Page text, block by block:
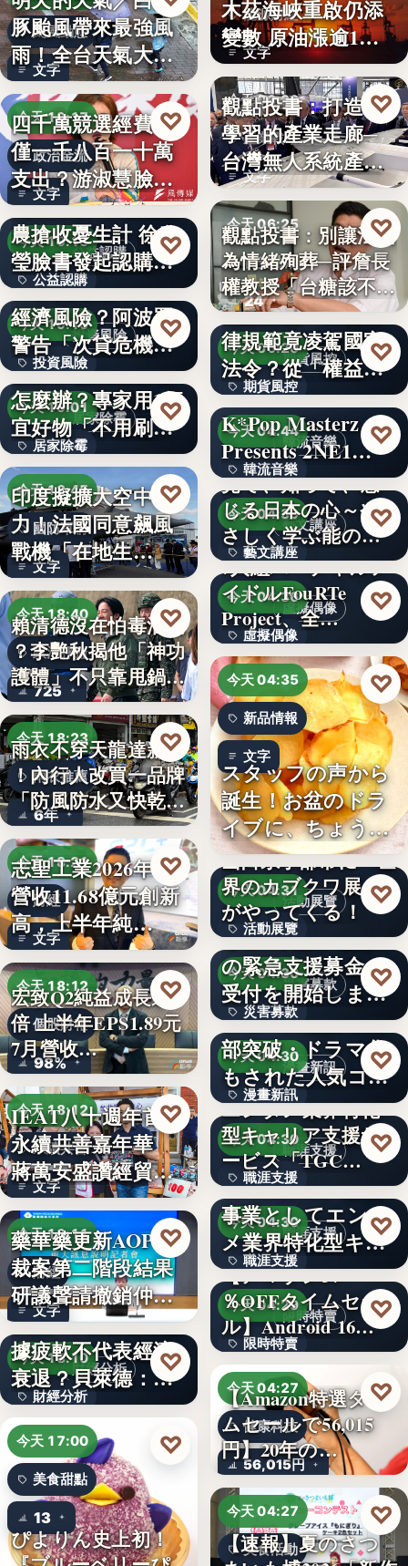
颱風動態
文字
豚颱風帶來最強風
雨！全台天氣大轉
變「豪雨…
今天 19:17
政治金流
文字
四千萬競選經費，
僅一千八百一十萬
支出？游淑慧臉書
追問鄭：…
♡
公益認購
今天 19:15
公益認購
文字
颱風來襲 五峰鄉果
農搶收憂生計 徐欣
瑩臉書發起認購水
梨行…
♡
投資風險
今天 19:10
投資風險
文字
AI投資恐成下一個
經濟風險？阿波羅
警告「次貸危機
式」逆轉…
♡
居家除霉
今天 19:01
居家除霉
文字
牆壁反覆潮濕發霉
怎麼辦？專家用1便
宜好物「不用刷清
除陳年…
♡
今天 18:45
國防軍購
文字
印度擬擴大空中戰
力！法國同意飆風
戰機「在地生
產」，機隊規…
♡
今天 18:40
政治評論
725
賴清德沒在怕毒油案
？李艷秋揭他「神功
護體」不只靠甩鍋盧
秀…
♡
今天 18:23
雨衣推薦
6年
雨衣不穿天龍達新牌
！內行人改買一品牌
「防風防水又快乾、
穿…
♡
今天 18:21
財經
文字
志聖工業2026年7月
營收11.68億元創新
高，上半年純…
♡
今天 18:12
個股財報
98%
宏致Q2純益成長近1
倍 上半年EPS1.89元
7月營收…
♡
今天 18:12
永續共善
文字
IEAT八十週年首辦
永續共善嘉年華
蔣萬安盛讚經貿公
益打…
♡
今天 18:11
財經
文字
藥華藥更新AOP仲
裁案第二階段結果
研議聲請撤銷仲裁
判斷
♡
財經分析
今天 18:10
財經分析
文字
美國7月非農就業數
據疲軟不代表經濟
衰退？貝萊德：AI
正讓…
♡
今天 17:00
美食甜點
13
ぴよりん史上初！
♡
能源財經
文字
木茲海峽重啟仍添
變數 原油漲逾1%
但周…
今天 06:30
產業戰略
文字
觀點投書：打造會
學習的產業走廊─
台灣無人系統產業
需要的是…
♡
今天 06:25
食安法治
24
觀點投書：別讓法治
為情緒殉葬─評詹長
權教授「台糖該不該
通…
♡
期貨風控
今天 06:20
期貨風控
文字
觀點投書：公會自
律規範竟凌駕國家
法令？從「權益
數」定義看…
♡
韓流音樂
今天 04:44
韓流音樂
文字
K*Pop Masterz
Presents 2NE1…
♡
藝文講座
今天 04:39
藝文講座
1,000円
見て、知って、感
じる日本の心～や
さしく学ぶ能の世
界へ
♡
虛擬偶像
今天 04:36
虛擬偶像
10
7人組バーチャルア
イドルFouRTe
Project、全…
♡
今天 04:35
新品情報
文字
スタッフの声から
誕生！お盆のドラ
イブに、ちょうど
いい。「…
♡
活動展覽
今天 04:31
活動展覽
60
山口県宇部市に『世
界のカブクワ展』
がやってくる！
♡
災害募款
今天 04:30
災害募款
文字
令和8年熊本地震へ
の緊急支援募金の
受付を開始しまし
た
♡
漫畫新訊
今天 04:30
漫畫新訊
文字
シリーズ累計40万
部突破・ドラマ化
もされた人気コミ
ック！…
♡
職涯支援
今天 04:30
職涯支援
330,000
エンタメ業界特化
型キャリア支援サ
ービス「TGC…
♡
職涯支援
今天 04:30
職涯支援
文字
W TOKYO、新規
事業としてエンタ
メ業界特化型キャ
リア…
♡
限時特賣
今天 04:29
限時特賣
15,800円
【アマゾン37
％OFFタイムセー
ル】Android 16…
♡
今天 04:27
健康科技
56,015円
【Amazon特選タイ
ムセールで56,015
円】20年の…
♡
今天 04:27
美食活動
【速報】夏のさつ
♡